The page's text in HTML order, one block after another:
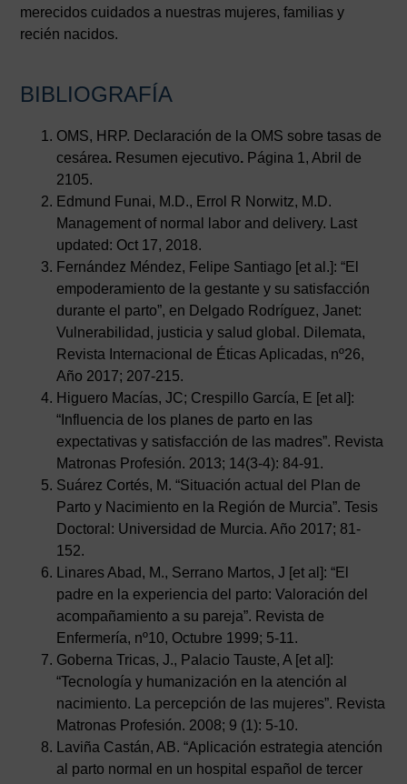
merecidos cuidados a nuestras mujeres, familias y
recién nacidos.
BIBLIOGRAFÍA
OMS, HRP. Declaración de la OMS sobre tasas de
cesárea. Resumen ejecutivo. Página 1, Abril de
2105.
Edmund Funai, M.D., Errol R Norwitz, M.D.
Management of normal labor and delivery. Last
updated: Oct 17, 2018.
Fernández Méndez, Felipe Santiago [et al.]: “El
empoderamiento de la gestante y su satisfacción
durante el parto”, en Delgado Rodríguez, Janet:
Vulnerabilidad, justicia y salud global. Dilemata,
Revista Internacional de Éticas Aplicadas, nº26,
Año 2017; 207-215.
Higuero Macías, JC; Crespillo García, E [et al]:
“Influencia de los planes de parto en las
expectativas y satisfacción de las madres”. Revista
Matronas Profesión. 2013; 14(3-4): 84-91.
Suárez Cortés, M. “Situación actual del Plan de
Parto y Nacimiento en la Región de Murcia”. Tesis
Doctoral: Universidad de Murcia. Año 2017; 81-
152.
Linares Abad, M., Serrano Martos, J [et al]: “El
padre en la experiencia del parto: Valoración del
acompañamiento a su pareja”. Revista de
Enfermería, nº10, Octubre 1999; 5-11.
Goberna Tricas, J., Palacio Tauste, A [et al]:
“Tecnología y humanización en la atención al
nacimiento. La percepción de las mujeres”. Revista
Matronas Profesión. 2008; 9 (1): 5-10.
Laviña Castán, AB. “Aplicación estrategia atención
al parto normal en un hospital español de tercer